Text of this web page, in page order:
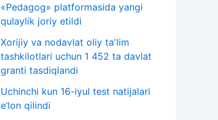
«Pedagog» platformasida yangi
qulaylik joriy etildi
Xorijiy va nodavlat oliy taʼlim
tashkilotlari uchun 1 452 ta davlat
granti tasdiqlandi
Uchinchi kun 16-iyul test natijalari
e’lon qilindi